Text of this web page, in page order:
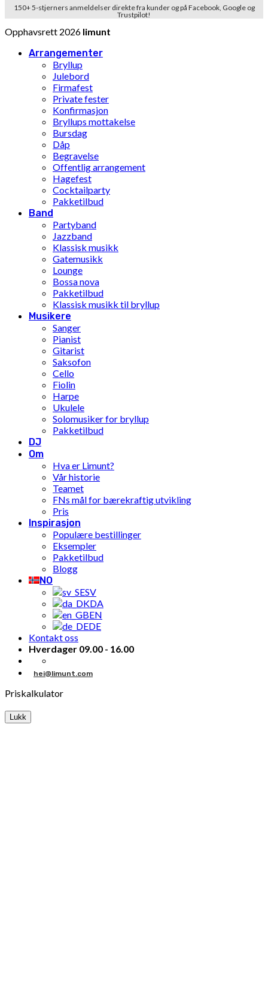
150+ 5-stjerners anmeldelser direkte fra kunder og på Facebook, Google og
Trustpilot!
Opphavsrett 2026 limunt
Arrangementer
Bryllup
Julebord
Firmafest
Private fester
Konfirmasjon
Bryllups mottakelse
Bursdag
Dåp
Begravelse
Offentlig arrangement
Hagefest
Cocktailparty
Pakketilbud
Band
Partyband
Jazzband
Klassisk musikk
Gatemusikk
Lounge
Bossa nova
Pakketilbud
Klassisk musikk til bryllup
Musikere
Sanger
Pianist
Gitarist
Saksofon
Cello
Fiolin
Harpe
Ukulele
Solomusiker for bryllup
Pakketilbud
DJ
Om
Hva er Limunt?
Vår historie
Teamet
FNs mål for bærekraftig utvikling
Pris
Inspirasjon
Populære bestillinger
Eksempler
Pakketilbud
Blogg
NO
SV
DA
EN
DE
Kontakt oss
Hverdager 09.00 - 16.00
hei@limunt.com
Priskalkulator
Lukk